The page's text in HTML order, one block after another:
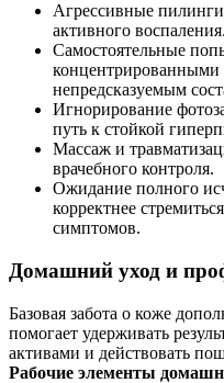
Агрессивные
активного воспаления.
Самостоятельные
концентрированными
непредсказуемым
Игнорирование
путь к стойкой
Массаж и
врачебного контроля.
Ожидание полного
корректнее
симптомов.
Домашний уход и
Базовая забота о коже
помогает удерживать
активами и действовать
Рабочие элементы